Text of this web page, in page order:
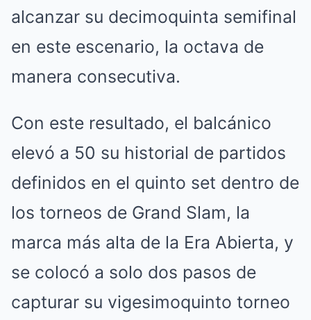
alcanzar su decimoquinta semifinal
en este escenario, la octava de
manera consecutiva.
Con este resultado, el balcánico
elevó a 50 su historial de partidos
definidos en el quinto set dentro de
los torneos de Grand Slam, la
marca más alta de la Era Abierta, y
se colocó a solo dos pasos de
capturar su vigesimoquinto torneo